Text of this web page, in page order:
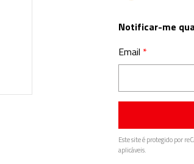
Notificar-me
Email
Este site é protegido por
aplicáveis.